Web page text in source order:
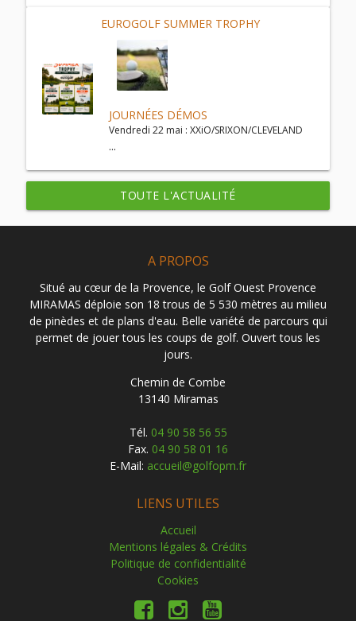
EUROGOLF SUMMER TROPHY
JOURNÉES DÉMOS
Vendredi 22 mai : XXiO/SRIXON/CLEVELAND
...
TOUTE L'ACTUALITÉ
A PROPOS
Situé au cœur de la Provence, le Golf Ouest Provence
MIRAMAS déploie son 18 trous de 5 530 mètres au milieu
de pinèdes et de plans d'eau. Belle variété de parcours qui
permet de jouer tous les coups de golf. Ouvert tous les
jours.
Chemin de Combe
13140 Miramas
Tél. 04 90 58 56 55
Fax. 04 90 58 01 16
E-Mail: accueil@golfopm.fr
LIENS UTILES
Accueil
Mentions légales & Crédits
Politique de confidentialité
Cookies